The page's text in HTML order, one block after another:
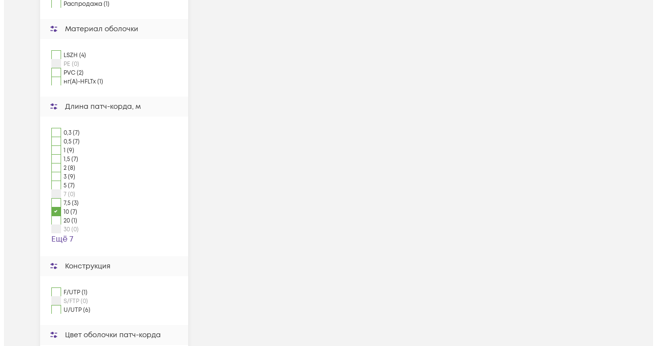
Распродажа (1)
Материал оболочки
LSZH (4)
PE (0)
PVC (2)
нг(А)-HFLTx (1)
Длина патч-корда, м
0,3 (7)
0,5 (7)
1 (9)
1,5 (7)
2 (8)
3 (9)
5 (7)
7 (0)
7,5 (3)
10 (7)
20 (1)
30 (0)
Ещё 7
Конструкция
F/UTP (1)
S/FTP (0)
U/UTP (6)
Цвет оболочки патч-корда